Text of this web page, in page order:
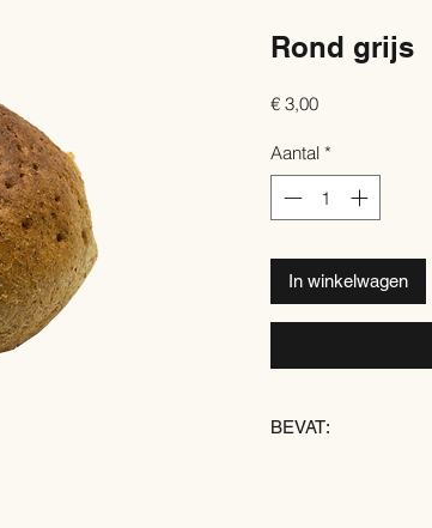
Rond grijs
€ 3,00Prijs
Aantal *
In winkelwagen
BEVAT: